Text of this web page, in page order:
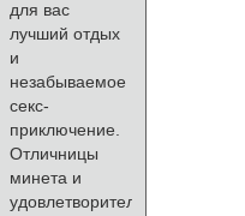
для вас
лучший отдых
и
незабываемое
секс-
приключение.
Отличницы
минета и
удовлетворительницы